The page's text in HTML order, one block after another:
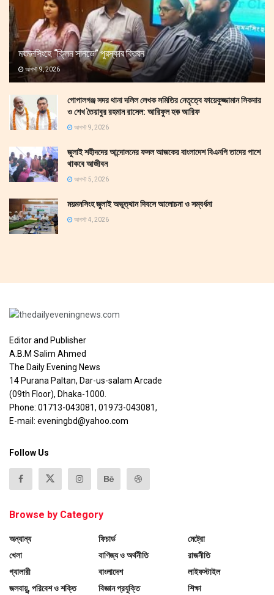
ময়মনসিংহে “ক্লিন সানডে” পুরস্কার বিতরন
আগস্ট 9, 2026
গোপালগঞ্জ সদর থানা দলিল লেখক সমিতির নেতৃত্বে ফায়েকুজ্জামান সিকদার
ও শেখ তৈয়াবুর রহমান রাসেল: আরিফুল হক আরিফ
আগস্ট 9, 2026
জুলাই শহীদদের আন্দোলনের ফসল আজকের বাংলাদেশ বিএনপি তাদের পাশে
থাকবে আজীবন
আগস্ট 5, 2026
ময়মনসিংহ জুলাই অভুত্থান দিবসে আলোচনা ও সম্বর্ধনা
আগস্ট 4, 2026
Editor and Publisher
A.B.M Salim Ahmed
The Daily Evening News
14 Purana Paltan, Dar-us-salam Arcade
(09th Floor), Dhaka-1000.
Phone: 01713-043081, 01973-043081,
E-mail: eveningbd@yahoo.com
Follow Us
Browse by Category
অন্যান্য
খেলা
গ্যালারী
জলবায়ু, পরিবেশ ও শক্তি
ফিচার্ড
বাণিজ্য ও অর্থনীতি
বাংলাদেশ
বিজ্ঞান প্রযুক্তি
মেট্রো
রাজনীতি
লাইফস্টাইল
শিক্ষা